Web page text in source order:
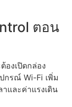
ตอน
องเปิดกล่อง
กรณ์ Wi-Fi เพิ่ม
และค่าแรงเดิน